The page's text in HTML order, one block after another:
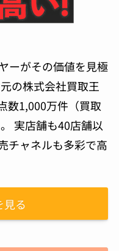
ーがその価値を見極
の株式会社買取王
数1,000万件（買取
実店舗も40店舗以
チャネルも多彩で高
見る